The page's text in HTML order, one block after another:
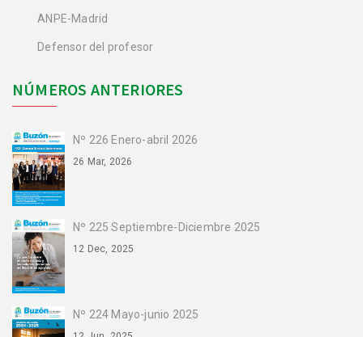
ANPE-Madrid
Defensor del profesor
NÚMEROS ANTERIORES
Nº 226 Enero-abril 2026
26 Mar, 2026
Nº 225 Septiembre-Diciembre 2025
12 Dec, 2025
Nº 224 Mayo-junio 2025